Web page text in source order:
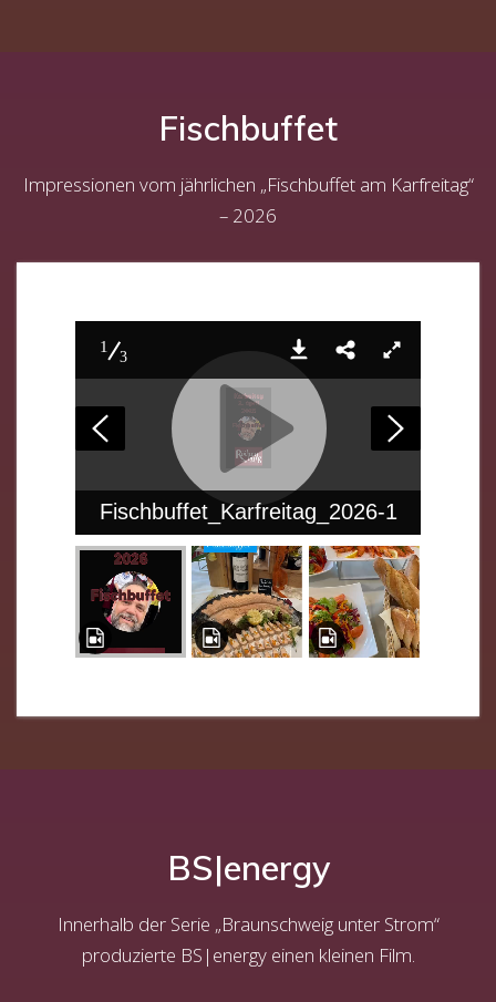
Fischbuffet
Impressionen vom jährlichen „Fischbuffet am Karfreitag“
– 2026
1
3
Fischbuffet_Karfreitag_2026-1
BS|energy
Innerhalb der Serie „Braunschweig unter Strom“
produzierte BS|energy einen kleinen Film.